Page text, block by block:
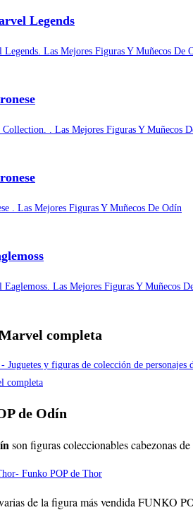
Legends
completa
completa
de Odín
son figuras coleccionables cabezonas
de la figura más vendida FUNKO